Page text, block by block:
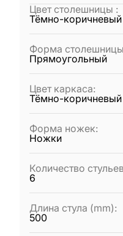
Цвет столешницы :
Тёмно-коричневый
Форма столешницы
Прямоугольный
Цвет каркаса:
Тёмно-коричневый
Форма ножек:
Ножки
Количество
6
Длина стула (mm):
500